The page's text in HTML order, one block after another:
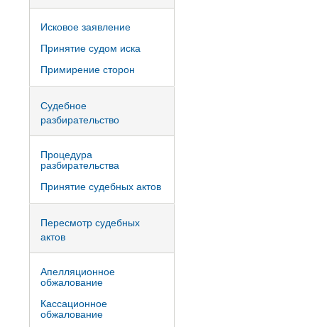
Исковое заявление
Принятие судом иска
Примирение сторон
Судебное
разбирательство
Процедура
разбирательства
Принятие судебных актов
Пересмотр судебных
актов
Апелляционное
обжалование
Кассационное
обжалование